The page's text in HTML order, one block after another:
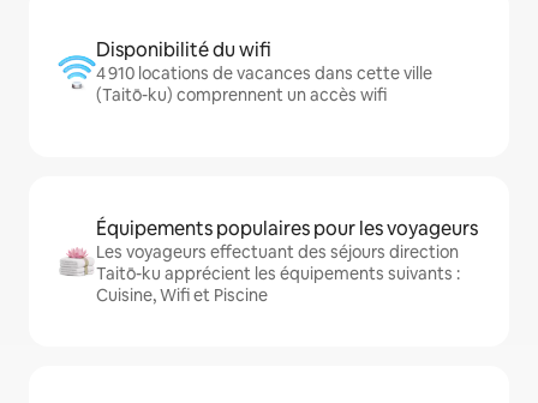
Disponibilité du wifi
4 910 locations de vacances dans cette ville
(Taitō-ku) comprennent un accès wifi
Équipements populaires pour les voyageurs
Les voyageurs effectuant des séjours direction
Taitō-ku apprécient les équipements suivants :
Cuisine, Wifi et Piscine